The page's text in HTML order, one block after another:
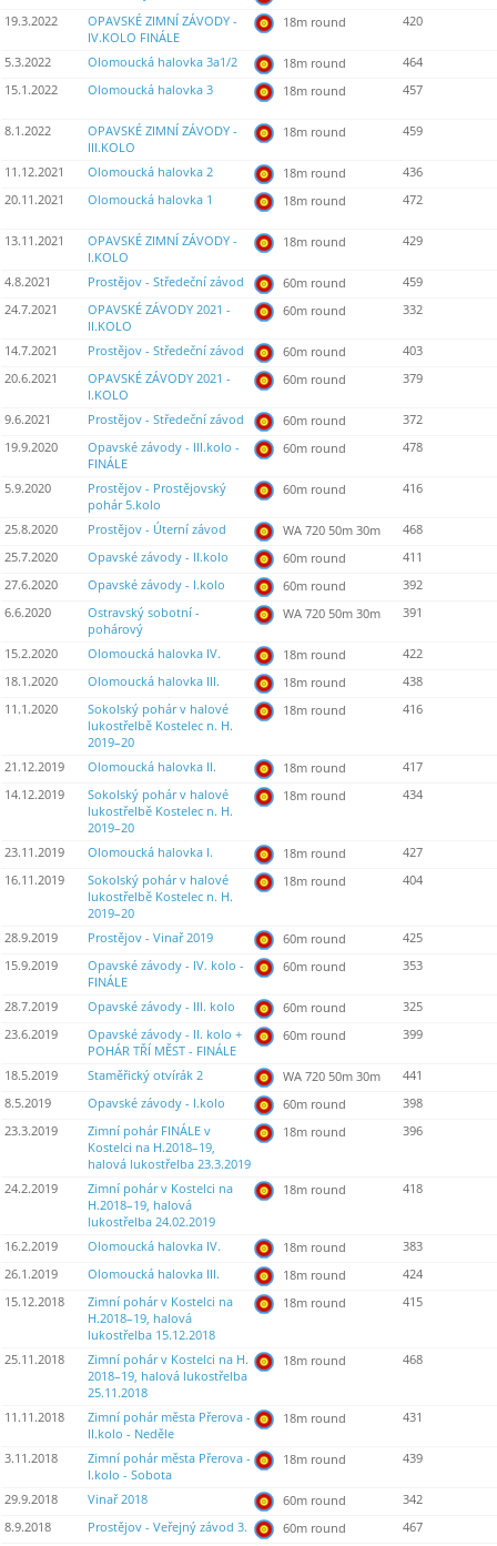
19.3.2022
OPAVSKÉ ZIMNÍ ZÁVODY -
IV.KOLO FINÁLE
18m round 420
5.3.2022 Olomoucká halovka 3a1/2 18m round
464
15.1.2022
Olomoucká halovka 3 18m round 457
8.1.2022
OPAVSKÉ ZIMNÍ ZÁVODY -
III.KOLO
18m round 459
11.12.2021 Olomoucká halovka 2 18m round
436
20.11.2021
Olomoucká halovka 1 18m round 472
13.11.2021
OPAVSKÉ ZIMNÍ ZÁVODY -
I.KOLO
18m round 429
4.8.2021 Prostějov - Středeční závod 60m round
459
24.7.2021
OPAVSKÉ ZÁVODY 2021 -
II.KOLO
60m round 332
14.7.2021 Prostějov - Středeční závod 60m round
403
20.6.2021
OPAVSKÉ ZÁVODY 2021 -
I.KOLO
60m round 379
9.6.2021 Prostějov - Středeční závod 60m round
372
19.9.2020
Opavské závody - III.kolo -
FINÁLE
60m round 478
5.9.2020
Prostějov - Prostějovský
pohár 5.kolo
60m round 416
25.8.2020 Prostějov - Úterní závod WA 720 50m 30m
468
25.7.2020
Opavské závody - II.kolo 60m round
411
27.6.2020
Opavské závody - I.kolo 60m round
392
6.6.2020
Ostravský sobotní -
pohárový
WA 720 50m 30m 391
15.2.2020 Olomoucká halovka IV. 18m round
422
18.1.2020
Olomoucká halovka III. 18m round
438
11.1.2020
Sokolský pohár v halové
lukostřelbě Kostelec n. H.
2019–20
18m round 416
21.12.2019 Olomoucká halovka II. 18m round
417
14.12.2019
Sokolský pohár v halové
lukostřelbě Kostelec n. H.
2019–20
18m round 434
23.11.2019 Olomoucká halovka I. 18m round
427
16.11.2019
Sokolský pohár v halové
lukostřelbě Kostelec n. H.
2019–20
18m round 404
28.9.2019 Prostějov - Vinař 2019 60m round
425
15.9.2019
Opavské závody - IV. kolo -
FINÁLE
60m round 353
28.7.2019 Opavské závody - III. kolo 60m round
325
23.6.2019
Opavské závody - II. kolo +
POHÁR TŘÍ MĚST - FINÁLE
60m round 399
18.5.2019 Staměřický otvírák 2 WA 720 50m 30m
441
8.5.2019
Opavské závody - I.kolo 60m round
398
23.3.2019
Zimní pohár FINÁLE v
Kostelci na H.2018–19,
halová lukostřelba 23.3.2019
18m round 396
24.2.2019
Zimní pohár v Kostelci na
H.2018–19, halová
lukostřelba 24.02.2019
18m round 418
16.2.2019 Olomoucká halovka IV. 18m round
383
26.1.2019
Olomoucká halovka III. 18m round
424
15.12.2018
Zimní pohár v Kostelci na
H.2018–19, halová
lukostřelba 15.12.2018
18m round 415
25.11.2018
Zimní pohár v Kostelci na H.
2018–19, halová lukostřelba
25.11.2018
18m round 468
11.11.2018
Zimní pohár města Přerova -
II.kolo - Neděle
18m round 431
3.11.2018
Zimní pohár města Přerova -
I.kolo - Sobota
18m round 439
29.9.2018 Vinař 2018 60m round
342
8.9.2018
Prostějov - Veřejný závod 3. 60m round
467